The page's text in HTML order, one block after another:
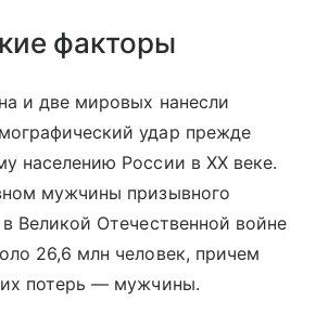
факторы
и две мировых нанесли
удар прежде
населению России в XX веке.
мужчины призывного
Великой Отечественной войне
26,6 млн человек, причем
потерь — мужчины.